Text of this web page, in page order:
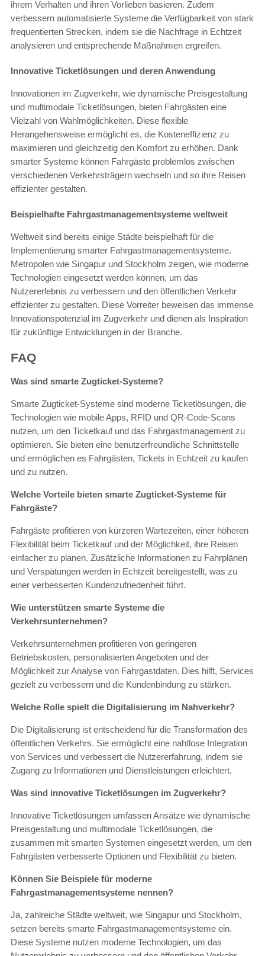
ihrem Verhalten und ihren Vorlieben basieren. Zudem
verbessern automatisierte Systeme die Verfügbarkeit von stark
frequentierten Strecken, indem sie die Nachfrage in Echtzeit
analysieren und entsprechende Maßnahmen ergreifen.
Innovative Ticketlösungen und deren Anwendung
Innovationen im Zugverkehr, wie dynamische Preisgestaltung
und multimodale Ticketlösungen, bieten Fahrgästen eine
Vielzahl von Wahlmöglichkeiten. Diese flexible
Herangehensweise ermöglicht es, die Kosteneffizienz zu
maximieren und gleichzeitig den Komfort zu erhöhen. Dank
smarter Systeme können Fahrgäste problemlos zwischen
verschiedenen Verkehrsträgern wechseln und so ihre Reisen
effizienter gestalten.
Beispielhafte Fahrgastmanagementsysteme weltweit
Weltweit sind bereits einige Städte beispielhaft für die
Implementierung smarter Fahrgastmanagementsysteme.
Metropolen wie Singapur und Stockholm zeigen, wie moderne
Technologien eingesetzt werden können, um das
Nutzererlebnis zu verbessern und den öffentlichen Verkehr
effizienter zu gestalten. Diese Vorreiter beweisen das immense
Innovationspotenzial im Zugverkehr und dienen als Inspiration
für zukünftige Entwicklungen in der Branche.
FAQ
Was sind smarte Zugticket-Systeme?
Smarte Zugticket-Systeme sind moderne Ticketlösungen, die
Technologien wie mobile Apps, RFID und QR-Code-Scans
nutzen, um den Ticketkauf und das Fahrgastmanagement zu
optimieren. Sie bieten eine benutzerfreundliche Schnittstelle
und ermöglichen es Fahrgästen, Tickets in Echtzeit zu kaufen
und zu nutzen.
Welche Vorteile bieten smarte Zugticket-Systeme für
Fahrgäste?
Fahrgäste profitieren von kürzeren Wartezeiten, einer höheren
Flexibilität beim Ticketkauf und der Möglichkeit, ihre Reisen
einfacher zu planen. Zusätzliche Informationen zu Fahrplänen
und Verspätungen werden in Echtzeit bereitgestellt, was zu
einer verbesserten Kundenzufriedenheit führt.
Wie unterstützen smarte Systeme die
Verkehrsunternehmen?
Verkehrsunternehmen profitieren von geringeren
Betriebskosten, personalisierten Angeboten und der
Möglichkeit zur Analyse von Fahrgastdaten. Dies hilft, Services
gezielt zu verbessern und die Kundenbindung zu stärken.
Welche Rolle spielt die Digitalisierung im Nahverkehr?
Die Digitalisierung ist entscheidend für die Transformation des
öffentlichen Verkehrs. Sie ermöglicht eine nahtlose Integration
von Services und verbessert die Nutzererfahrung, indem sie
Zugang zu Informationen und Dienstleistungen erleichtert.
Was sind innovative Ticketlösungen im Zugverkehr?
Innovative Ticketlösungen umfassen Ansätze wie dynamische
Preisgestaltung und multimodale Ticketlösungen, die
zusammen mit smarten Systemen eingesetzt werden, um den
Fahrgästen verbesserte Optionen und Flexibilität zu bieten.
Können Sie Beispiele für moderne
Fahrgastmanagementsysteme nennen?
Ja, zahlreiche Städte weltweit, wie Singapur und Stockholm,
setzen bereits smarte Fahrgastmanagementsysteme ein.
Diese Systeme nutzen moderne Technologien, um das